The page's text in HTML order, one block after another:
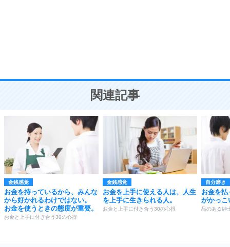
ことが大切。
関連記事
金銭感覚
お金を持っているから、みんな
から好かれるわけではない。
お金を使うときの態度が重要。
お金と上手に付き合う30の心得
金銭感覚
お金を上手に使える人は、人生
を上手に生きられる人。
お金と上手に付き合う30の心得
自分磨き
お金を
がかっこ
品のある紳